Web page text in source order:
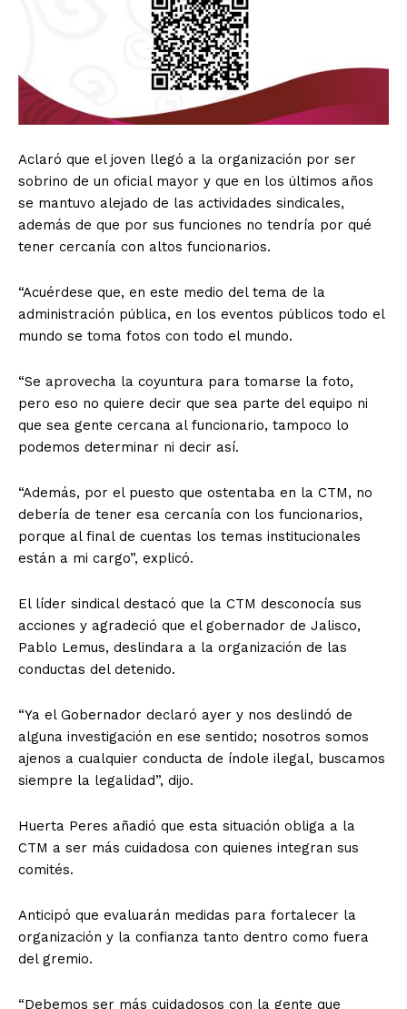
Aclaró que el joven llegó a la organización por ser
sobrino de un oficial mayor y que en los últimos años
se mantuvo alejado de las actividades sindicales,
además de que por sus funciones no tendría por qué
tener cercanía con altos funcionarios.
“Acuérdese que, en este medio del tema de la
administración pública, en los eventos públicos todo el
mundo se toma fotos con todo el mundo.
“Se aprovecha la coyuntura para tomarse la foto,
pero eso no quiere decir que sea parte del equipo ni
que sea gente cercana al funcionario, tampoco lo
podemos determinar ni decir así.
“Además, por el puesto que ostentaba en la CTM, no
debería de tener esa cercanía con los funcionarios,
porque al final de cuentas los temas institucionales
están a mi cargo”, explicó.
El líder sindical destacó que la CTM desconocía sus
acciones y agradeció que el gobernador de Jalisco,
Pablo Lemus, deslindara a la organización de las
conductas del detenido.
“Ya el Gobernador declaró ayer y nos deslindó de
alguna investigación en ese sentido; nosotros somos
ajenos a cualquier conducta de índole ilegal, buscamos
siempre la legalidad”, dijo.
Huerta Peres añadió que esta situación obliga a la
CTM a ser más cuidadosa con quienes integran sus
comités.
Anticipó que evaluarán medidas para fortalecer la
organización y la confianza tanto dentro como fuera
del gremio.
“Debemos ser más cuidadosos con la gente que